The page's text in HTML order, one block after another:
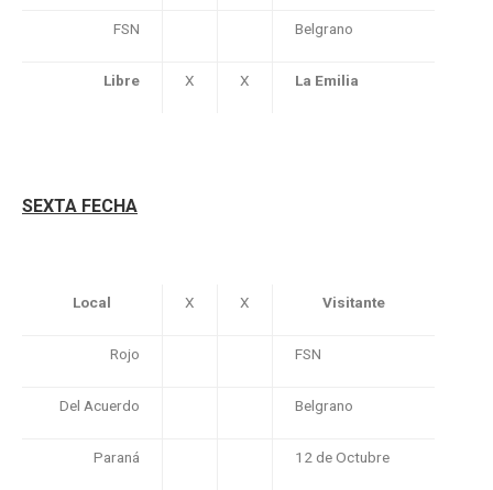
FSN Belgrano
Libre X X La Emilia
SEXTA FECHA
Local X X Visitante
Rojo FSN
Del Acuerdo Belgrano
Paraná 12 de Octubre